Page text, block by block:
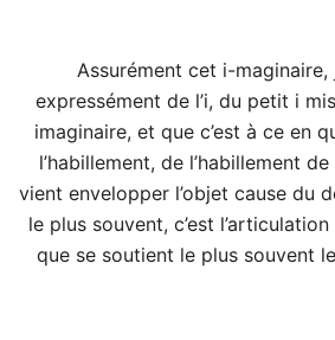
Assurément cet i-maginaire,
expressément de l’i, du petit i
imaginaire, et que c’est à ce en
l’habillement, de l’habillement
vient envelopper l’objet cause du
le plus souvent, c’est l’articulation
que se soutient le plus souvent